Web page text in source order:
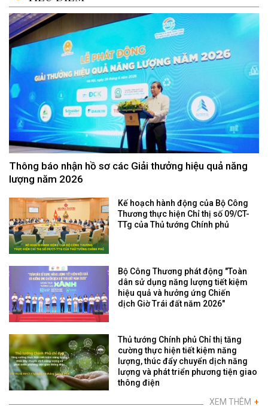
Thông báo nhận hồ sơ các Giải thưởng hiệu quả năng
lượng năm 2026
Kế hoạch hành động của Bộ Công
Thương thực hiện Chỉ thị số 09/CT-
TTg của Thủ tướng Chính phủ
Bộ Công Thương phát động "Toàn
dân sử dụng năng lượng tiết kiệm
hiệu quả và hưởng ứng Chiến
dịch Giờ Trái đất năm 2026"
Thủ tướng Chính phủ Chỉ thị tăng
cường thực hiện tiết kiệm năng
lượng, thúc đẩy chuyển dịch năng
lượng và phát triển phương tiện giao
thông điện
XEM THÊM +